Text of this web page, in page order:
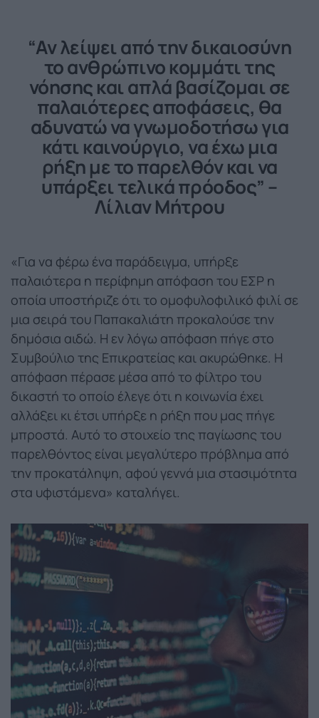
“Αν λείψει από την δικαιοσύνη
το ανθρώπινο κομμάτι της
νόησης και απλά βασίζομαι σε
παλαιότερες αποφάσεις, θα
αδυνατώ να γνωμοδοτήσω για
κάτι καινούργιο, να έχω μια
ρήξη με το παρελθόν και να
υπάρξει τελικά πρόοδος” –
Λίλιαν Μήτρου
«Για να φέρω ένα παράδειγμα, υπήρξε
παλαιότερα η περίφημη απόφαση του ΕΣΡ η
οποία υποστήριζε ότι το ομοφυλοφιλικό φιλί σε
μια σειρά του Παπακαλιάτη προκαλούσε την
δημόσια αιδώ. Η εν λόγω απόφαση πήγε στο
Συμβούλιο της Επικρατείας και ακυρώθηκε. Η
απόφαση πέρασε μέσα από το φίλτρο του
δικαστή το οποίο έλεγε ότι η κοινωνία έχει
αλλάξει κι έτσι υπήρξε η ρήξη που μας πήγε
μπροστά. Αυτό το στοιχείο της παγίωσης του
παρελθόντος είναι μεγαλύτερο πρόβλημα από
την προκατάληψη, αφού γεννά μια στασιμότητα
στα υφιστάμενα» καταλήγει.